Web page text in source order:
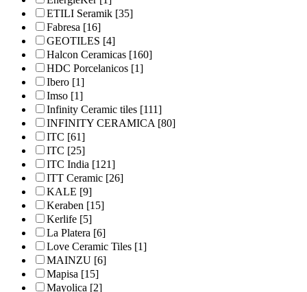
ETILI Seramik [35]
Fabresa [16]
GEOTILES [4]
Halcon Ceramicas [160]
HDC Porcelanicos [1]
Ibero [1]
Imso [1]
Infinity Ceramic tiles [111]
INFINITY CERAMICA[80]
ITC [61]
ITC [25]
ITC India [121]
ITT Ceramic [26]
KALE [9]
Keraben [15]
Kerlife [5]
La Platera [6]
Love Ceramic Tiles [1]
MAINZU [6]
Mapisa [15]
Mayolica [2]